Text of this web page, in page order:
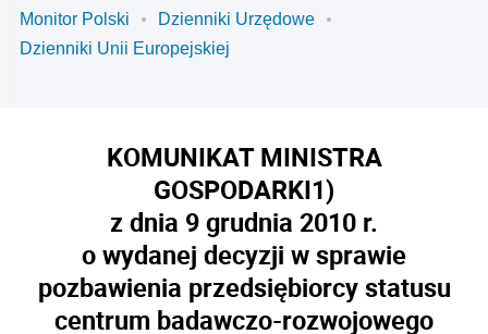
Monitor Polski
Dzienniki Urzędowe
Dzienniki Unii Europejskiej
KOMUNIKAT MINISTRA
GOSPODARKI1)
z dnia 9 grudnia 2010 r.
o wydanej decyzji w sprawie
pozbawienia przedsiębiorcy statusu
centrum badawczo-rozwojowego